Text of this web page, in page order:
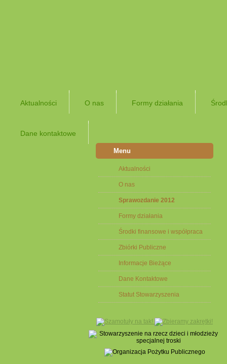
Aktualności O nas Formy działania
Dane kontaktowe
Menu
Aktualności
O nas
Sprawozdanie 2012
Formy działania
Środki finansowe i współpraca
Zbiórki Publiczne
Informacje Bieżące
Dane Kontaktowe
Statut Stowarzyszenia